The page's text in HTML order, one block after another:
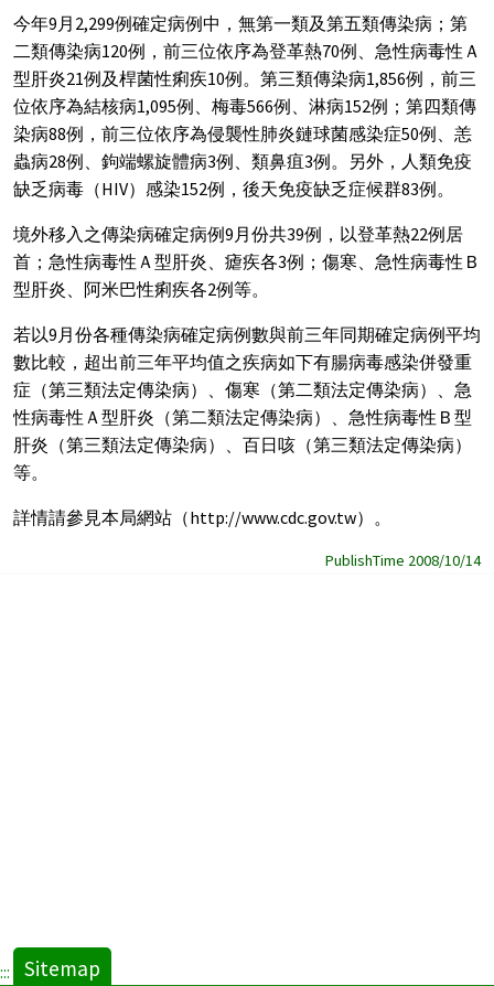
今年9月2,299例確定病例中，無第一類及第五類傳染病；第
二類傳染病120例，前三位依序為登革熱70例、急性病毒性Ａ
型肝炎21例及桿菌性痢疾10例。第三類傳染病1,856例，前三
位依序為結核病1,095例、梅毒566例、淋病152例；第四類傳
染病88例，前三位依序為侵襲性肺炎鏈球菌感染症50例、恙
蟲病28例、鉤端螺旋體病3例、類鼻疽3例。另外，人類免疫
缺乏病毒（HIV）感染152例，後天免疫缺乏症候群83例。
境外移入之傳染病確定病例9月份共39例，以登革熱22例居
首；急性病毒性Ａ型肝炎、瘧疾各3例；傷寒、急性病毒性Ｂ
型肝炎、阿米巴性痢疾各2例等。
若以9月份各種傳染病確定病例數與前三年同期確定病例平均
數比較，超出前三年平均值之疾病如下有腸病毒感染併發重
症（第三類法定傳染病）、傷寒（第二類法定傳染病）、急
性病毒性Ａ型肝炎（第二類法定傳染病）、急性病毒性Ｂ型
肝炎（第三類法定傳染病）、百日咳（第三類法定傳染病）
等。
詳情請參見本局網站（http://www.cdc.gov.tw）。
PublishTime 2008/10/14
::: Sitemap